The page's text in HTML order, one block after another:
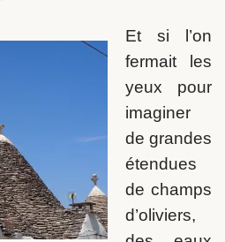
Et si l’on
fermait les
yeux pour
imaginer
de grandes
étendues
de champs
d’oliviers,